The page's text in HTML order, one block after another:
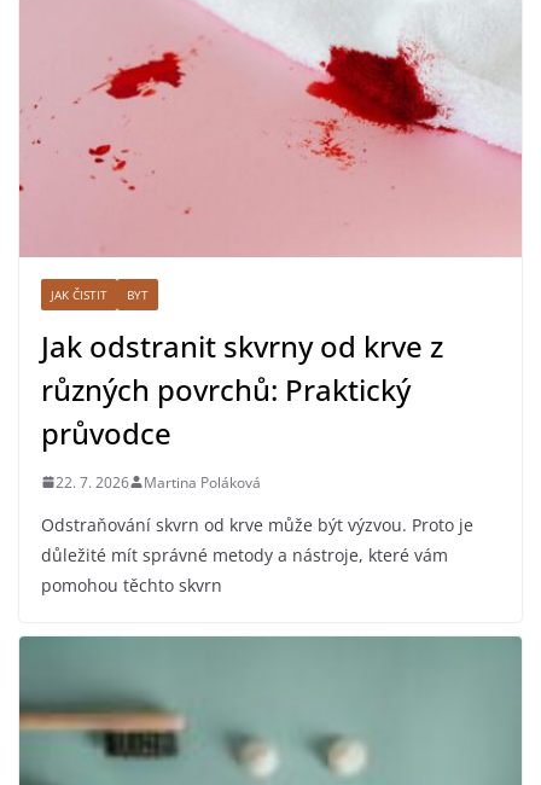
JAK ČISTIT BYT
Jak odstranit skvrny od krve z
různých povrchů: Praktický
průvodce
22. 7. 2026 Martina Poláková
Odstraňování skvrn od krve může být výzvou. Proto je
důležité mít správné metody a nástroje, které vám
pomohou těchto skvrn